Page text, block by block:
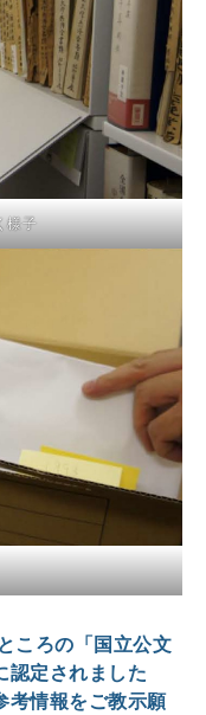
様子
ころの「国立公文
認定されました
考情報をご教示願